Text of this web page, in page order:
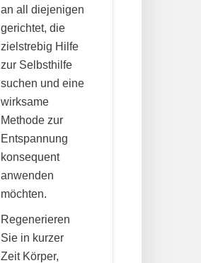
an all diejenigen
gerichtet, die
zielstrebig Hilfe
zur Selbsthilfe
suchen und eine
wirksame
Methode zur
Entspannung
konsequent
anwenden
möchten.
Regenerieren
Sie in kurzer
Zeit Körper,